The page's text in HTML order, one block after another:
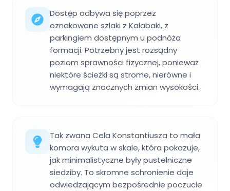
Dostęp odbywa się poprzez
oznakowane szlaki z Kalabaki, z
parkingiem dostępnym u podnóża
formacji. Potrzebny jest rozsądny
poziom sprawności fizycznej, ponieważ
niektóre ścieżki są strome, nierówne i
wymagają znacznych zmian wysokości.
Tak zwana Cela Konstantiusza to mała
komora wykuta w skale, która pokazuje,
jak minimalistyczne były pustelniczne
siedziby. To skromne schronienie daje
odwiedzającym bezpośrednie poczucie